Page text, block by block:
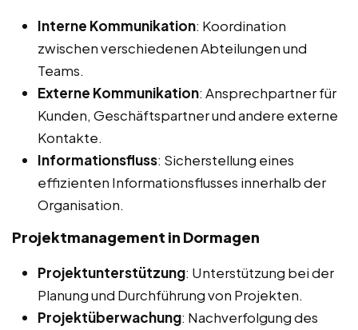
Interne Kommunikation: Koordination
zwischen verschiedenen Abteilungen und
Teams.
Externe Kommunikation: Ansprechpartner für
Kunden, Geschäftspartner und andere externe
Kontakte.
Informationsfluss: Sicherstellung eines
effizienten Informationsflusses innerhalb der
Organisation.
Projektmanagement in Dormagen
Projektunterstützung: Unterstützung bei der
Planung und Durchführung von Projekten.
Projektüberwachung: Nachverfolgung des